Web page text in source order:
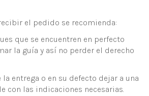
el pedido se recomienda:
que se encuentren en perfecto
la guía y así no perder el derecho
entrega o en su defecto dejar a una
con las indicaciones necesarias.